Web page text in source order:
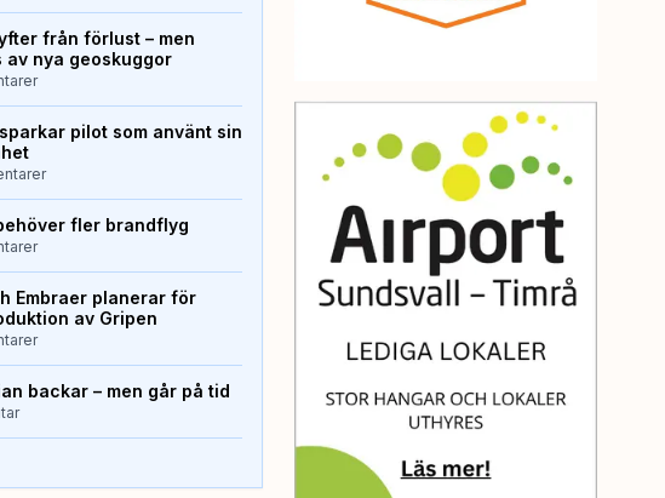
från förlust – men
av nya geoskuggor
pilot som använt sin
fler brandflyg
Embraer planerar för
av Gripen
backar – men går på tid